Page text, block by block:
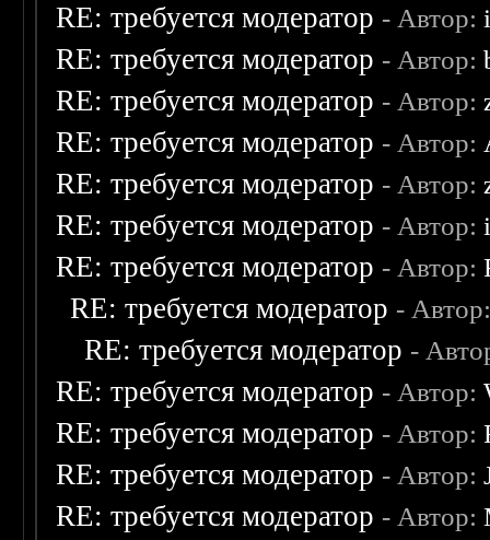
RE: требуется модератор - Автор:
RE: требуется модератор - Автор:
RE: требуется модератор - Автор:
RE: требуется модератор - Автор:
RE: требуется модератор - Автор:
RE: требуется модератор - Автор:
RE: требуется модератор - Автор:
RE: требуется модератор -
RE: требуется модератор -
RE: требуется модератор - Автор:
RE: требуется модератор - Автор:
RE: требуется модератор - Автор:
RE: требуется модератор - Автор: